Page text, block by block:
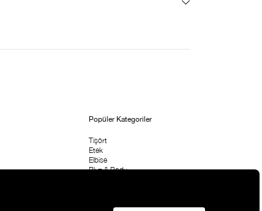
Popüler Kategoriler
Tişört
Etek
Elbise
Bluz & Body